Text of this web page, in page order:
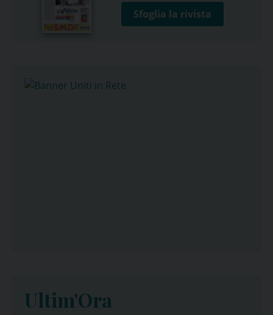
Sfoglia la rivista
Ultim'Ora